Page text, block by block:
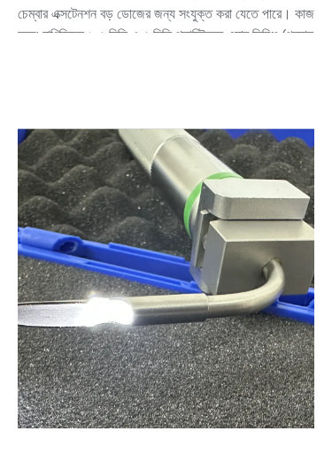
চেম্বার এক্সটেনশন বড় ডোজের জন্য সংযুক্ত করা যেতে পারে। কাজ
করে: বাণিজ্যিক ২.৫ মিলি ও ৫ মিলি প্লাস্টিকের এয়ার সিরিঞ্জ (প্রদান
করে না। ডেলিভারি টিউব: গোলাকার টিপ সহ স্টেইনলেস স্টিল। র্যাট:
বাইরের ব্যাস ১ মিমি, অভ্যন্তরীণ ব্যাস ০.৭ মিমি। মাউস: বাইরের
ব্যাস ০.৭ মিমি, অভ্যন্তরীণ ব্যাস ০.৪ মিমি। (সম্পূর্ণ খালি) কাস্টম
ডেলিভারি টিউব। স্টেইনলেস স্টিলে উপলব্ধ - সোজা বা বাঁকানো,
অথবা নমনীয় প্লাস্টিকের টিউবিংয়ে। দীর্ঘতর দৈর্ঘ্য সরাসরি প্রবেশ
করানো যেতে পারে, অথবা বড় প্রজাতির মধ্যে অন্ত্রট্রেচিয়াল টিউব
বা ব্রঙ্কোস্কোপের মাধ্যমে। পুনঃব্যবহারযোগ্য/স্টেরিলাইজেবল:
স্টেইনলেস স্টিলের টিপ detachable এবং অটোক্ল্যাভেবল।
মাইক্রো স্প্রে হেডটি স্টেইনলেস স্টিলের ক্যাপিলারি টিউবে সংহত
করা হয়েছে, প্রাণীকে অ্যানেস্থেসিয়া দেওয়ার পর, সূক্ষ্ম ক্যাপিলারি
টিউবটি মাউস বা র্যাটের ট্র্যাকিয়ায় গভীরভাবে প্রবেশ করতে পারে,
ফলে প্রাণীর ফুসফুসে সরাসরি ওষুধ দেওয়া যায় (২.৫ মিলি ও ৫ মিলি
এয়ার অ্যাসিস্ট্যান্ট), অন্যান্য প্রাণীদের ব্যবহারের জন্য ডিভাইস
কাস্টমাইজ করা যেতে পারে।